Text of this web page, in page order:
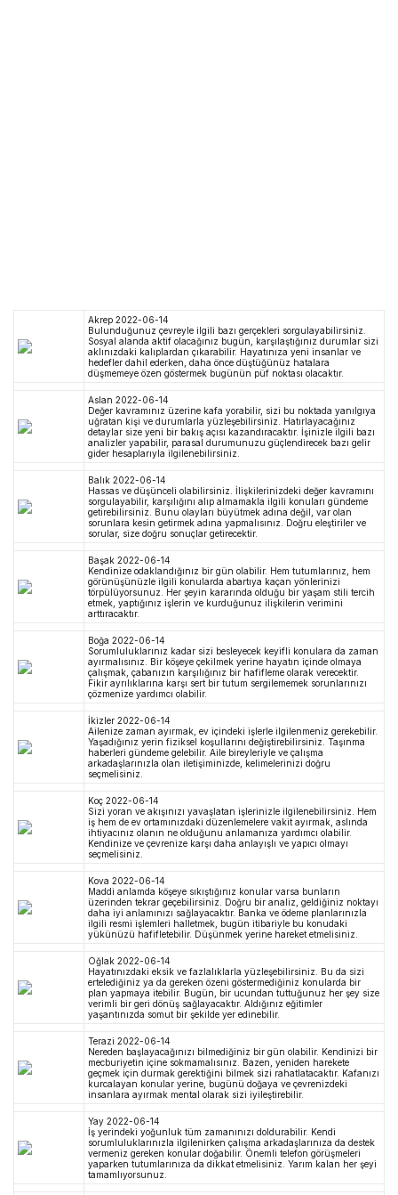
Akrep 2022-06-14
Bulunduğunuz çevreyle ilgili bazı gerçekleri sorgulayabilirsiniz.
Sosyal alanda aktif olacağınız bugün, karşılaştığınız durumlar sizi
aklınızdaki kalıplardan çıkarabilir. Hayatınıza yeni insanlar ve
hedefler dahil ederken, daha önce düştüğünüz hatalara
düşmemeye özen göstermek bugünün püf noktası olacaktır.
Aslan 2022-06-14
Değer kavramınız üzerine kafa yorabilir, sizi bu noktada yanılgıya
uğratan kişi ve durumlarla yüzleşebilirsiniz. Hatırlayacağınız
detaylar size yeni bir bakış açısı kazandıracaktır. İşinizle ilgili bazı
analizler yapabilir, parasal durumunuzu güçlendirecek bazı gelir
gider hesaplarıyla ilgilenebilirsiniz.
Balık 2022-06-14
Hassas ve düşünceli olabilirsiniz. İlişkilerinizdeki değer kavramını
sorgulayabilir, karşılığını alıp almamakla ilgili konuları gündeme
getirebilirsiniz. Bunu olayları büyütmek adına değil, var olan
sorunlara kesin getirmek adına yapmalısınız. Doğru eleştiriler ve
sorular, size doğru sonuçlar getirecektir.
Başak 2022-06-14
Kendinize odaklandığınız bir gün olabilir. Hem tutumlarınız, hem
görünüşünüzle ilgili konularda abartıya kaçan yönlerinizi
törpülüyorsunuz. Her şeyin kararında olduğu bir yaşam stili tercih
etmek, yaptığınız işlerin ve kurduğunuz ilişkilerin verimini
arttıracaktır.
Boğa 2022-06-14
Sorumluluklarınız kadar sizi besleyecek keyifli konulara da zaman
ayırmalısınız. Bir köşeye çekilmek yerine hayatın içinde olmaya
çalışmak, çabanızın karşılığınız bir hafifleme olarak verecektir.
Fikir ayrılıklarına karşı sert bir tutum sergilememek sorunlarınızı
çözmenize yardımcı olabilir.
İkizler 2022-06-14
Ailenize zaman ayırmak, ev içindeki işlerle ilgilenmeniz gerekebilir.
Yaşadığınız yerin fiziksel koşullarını değiştirebilirsiniz. Taşınma
haberleri gündeme gelebilir. Aile bireyleriyle ve çalışma
arkadaşlarınızla olan iletişiminizde, kelimelerinizi doğru
seçmelisiniz.
Koç 2022-06-14
Sizi yoran ve akışınızı yavaşlatan işlerinizle ilgilenebilirsiniz. Hem
iş hem de ev ortamınızdaki düzenlemelere vakit ayırmak, aslında
ihtiyacınız olanın ne olduğunu anlamanıza yardımcı olabilir.
Kendinize ve çevrenize karşı daha anlayışlı ve yapıcı olmayı
seçmelisiniz.
Kova 2022-06-14
Maddi anlamda köşeye sıkıştığınız konular varsa bunların
üzerinden tekrar geçebilirsiniz. Doğru bir analiz, geldiğiniz noktayı
daha iyi anlamınızı sağlayacaktır. Banka ve ödeme planlarınızla
ilgili resmi işlemleri halletmek, bugün itibariyle bu konudaki
yükünüzü hafifletebilir. Düşünmek yerine hareket etmelisiniz.
Oğlak 2022-06-14
Hayatınızdaki eksik ve fazlalıklarla yüzleşebilirsiniz. Bu da sizi
ertelediğiniz ya da gereken özeni göstermediğiniz konularda bir
plan yapmaya itebilir. Bugün, bir ucundan tuttuğunuz her şey size
verimli bir geri dönüş sağlayacaktır. Aldığınız eğitimler
yaşantınızda somut bir şekilde yer edinebilir.
Terazi 2022-06-14
Nereden başlayacağınızı bilmediğiniz bir gün olabilir. Kendinizi bir
mecburiyetin içine sokmamalısınız. Bazen, yeniden harekete
geçmek için durmak gerektiğini bilmek sizi rahatlatacaktır. Kafanızı
kurcalayan konular yerine, bugünü doğaya ve çevrenizdeki
insanlara ayırmak mental olarak sizi iyileştirebilir.
Yay 2022-06-14
İş yerindeki yoğunluk tüm zamanınızı doldurabilir. Kendi
sorumluluklarınızla ilgilenirken çalışma arkadaşlarınıza da destek
vermeniz gereken konular doğabilir. Önemli telefon görüşmeleri
yaparken tutumlarınıza da dikkat etmelisiniz. Yarım kalan her şeyi
tamamlıyorsunuz.